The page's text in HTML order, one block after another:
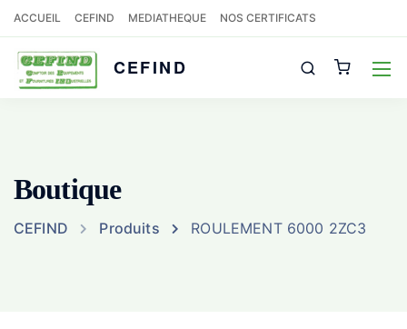
ACCUEIL CEFIND MEDIATHEQUE NOS CERTIFICATS
CEFIND
Boutique
CEFIND Produits ROULEMENT 6000 2ZC3